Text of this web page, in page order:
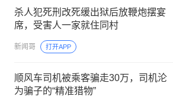
杀人犯死刑改死缓出狱后放鞭炮摆宴
席，受害人一家就住同村
新闻哥 打开APP
顺风车司机被乘客骗走30万，司机沦
为骗子的“精准猎物”